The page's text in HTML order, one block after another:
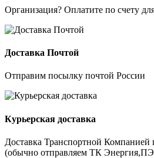
Организация? Оплатите по счету
Доставка Почтой
Отправим посылку почтой России
Курьерская доставка
Доставка Транспортной
(обычно отправляем ТК